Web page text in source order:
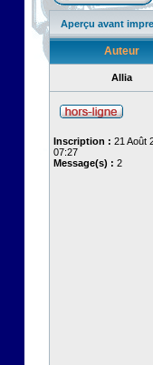
Aperçu avant
Auteur
Allia
Inscription : 21 Août
07:27
Message(s) : 2